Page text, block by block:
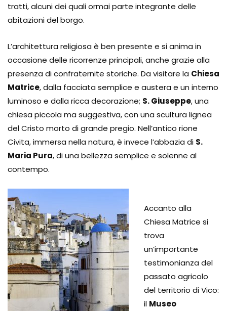
tratti, alcuni dei quali ormai parte integrante delle
abitazioni del borgo.
L’architettura religiosa è ben presente e si anima in
occasione delle ricorrenze principali, anche grazie alla
presenza di confraternite storiche. Da visitare la Chiesa
Matrice, dalla facciata semplice e austera e un interno
luminoso e dalla ricca decorazione; S. Giuseppe, una
chiesa piccola ma suggestiva, con una scultura lignea
del Cristo morto di grande pregio. Nell’antico rione
Civita, immersa nella natura, è invece l’abbazia di S.
Maria Pura, di una bellezza semplice e solenne al
contempo.
Accanto alla
Chiesa Matrice si
trova
un’importante
testimonianza del
passato agricolo
del territorio di Vico:
il Museo